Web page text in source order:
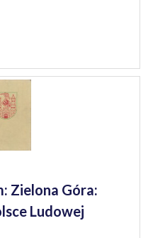
Zielona Góra:
Ludowej